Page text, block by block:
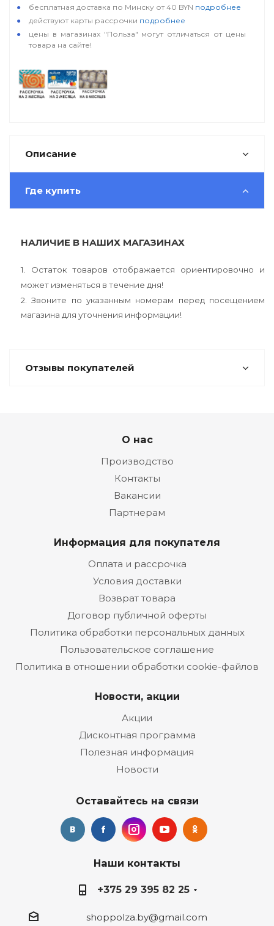
бесплатная доставка по Минску от 40 BYN подробнее
действуют карты рассрочки подробнее
цены в магазинах "Польза" могут отличаться от цены
товара на сайте!
Описание
Где купить
НАЛИЧИЕ В НАШИХ МАГАЗИНАХ
1. Остаток товаров отображается ориентировочно и
может изменяться в течение дня!
2. Звоните по указанным номерам перед посещением
магазина для уточнения информации!
Отзывы покупателей
О нас
Производство
Контакты
Вакансии
Партнерам
Информация для покупателя
Оплата и рассрочка
Условия доставки
Возврат товара
Договор публичной оферты
Политика обработки персональных данных
Пользовательское соглашение
Политика в отношении обработки cookie-файлов
Новости, акции
Акции
Дисконтная программа
Полезная информация
Новости
Оставайтесь на связи
Наши контакты
+375 29 395 82 25
shoppolza.by@gmail.com